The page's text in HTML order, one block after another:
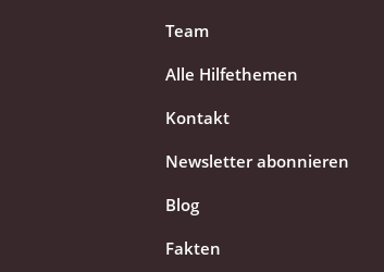
Team
Alle Hilfethemen
Kontakt
Newsletter abonnieren
Blog
Fakten